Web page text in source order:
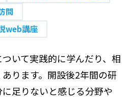
問
web講座
いて実践的に学んだり、相
ります。開設後2年間の研
足りないと感じる分野や